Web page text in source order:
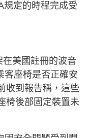
規定的時程完成受
美國註冊的波音
客座椅是否正確安
收到報告稱，這些
椅後部固定裝置未